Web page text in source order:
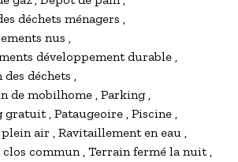
déchets ménagers
nus
développement durable
des déchets
de mobilhome Parking
gratuit Pataugeoire Piscine
plein air Ravitaillement en eau
clos commun Terrain fermé la nuit